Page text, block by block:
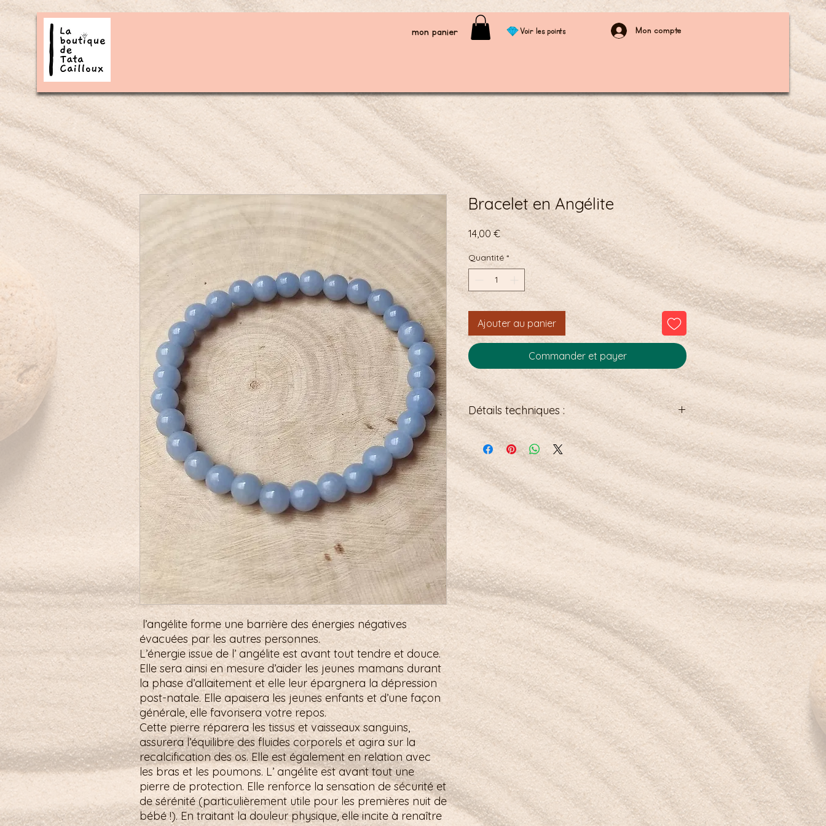
mon panier Mon compte
Voir les points
l’angélite forme une barrière des énergies négatives
évacuées par les autres personnes.
L’énergie issue de l’ angélite est avant tout tendre et douce.
Elle sera ainsi en mesure d’aider les jeunes mamans durant
la phase d’allaitement et elle leur épargnera la dépression
post-natale. Elle apaisera les jeunes enfants et d’une façon
générale, elle favorisera votre repos.
Cette pierre réparera les tissus et vaisseaux sanguins,
assurera l’équilibre des fluides corporels et agira sur la
recalcification des os. Elle est également en relation avec
les bras et les poumons. L’ angélite est avant tout une
pierre de protection. Elle renforce la sensation de sécurité et
de sérénité (particulièrement utile pour les premières nuit de
bébé !). En traitant la douleur physique, elle incite à renaître
Bracelet en Angélite
14,00 €Prix
Quantité *
Ajouter au panier
Commander et payer
Détails techniques :
Bracelet élastiqué
18 mm soit 30 perles de 6mm